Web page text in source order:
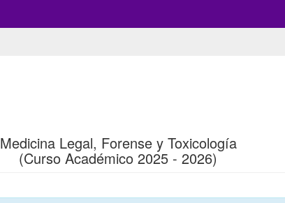
Medicina Legal, Forense y Toxicología
(Curso Académico 2025 - 2026)